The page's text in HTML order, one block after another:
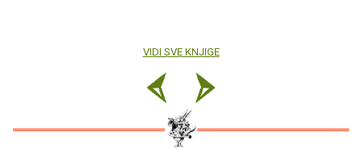
VIDI SVE KNJIGE